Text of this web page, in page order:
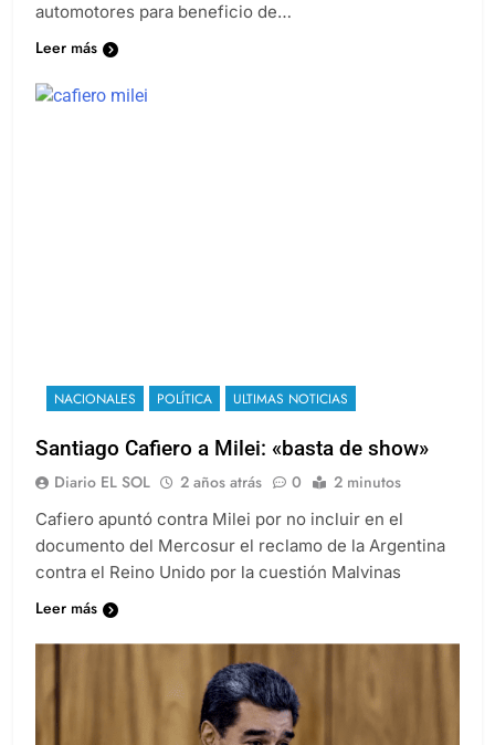
automotores para beneficio de…
Leer más
NACIONALES POLÍTICA ULTIMAS NOTICIAS
Santiago Cafiero a Milei: «basta de show»
Diario EL SOL 2 años atrás 0 2 minutos
Cafiero apuntó contra Milei por no incluir en el
documento del Mercosur el reclamo de la Argentina
contra el Reino Unido por la cuestión Malvinas
Leer más